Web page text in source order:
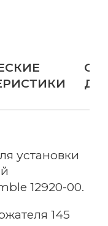
установки
12920-00.
145